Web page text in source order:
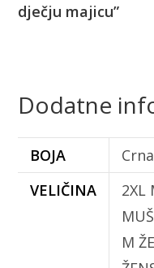
dječju majicu”
Dodatne
BOJA
Crna
VELIČINA
2XL
M